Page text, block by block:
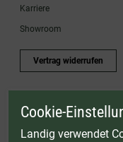
Karriere
Showroom
Vertrag widerrufen
* Gültig bis einschließlich
Zubehörartikel. Nicht einlösbar
Cookie-
Landig verwendet